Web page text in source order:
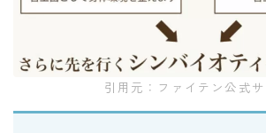
引用元：ファイテン公式サ